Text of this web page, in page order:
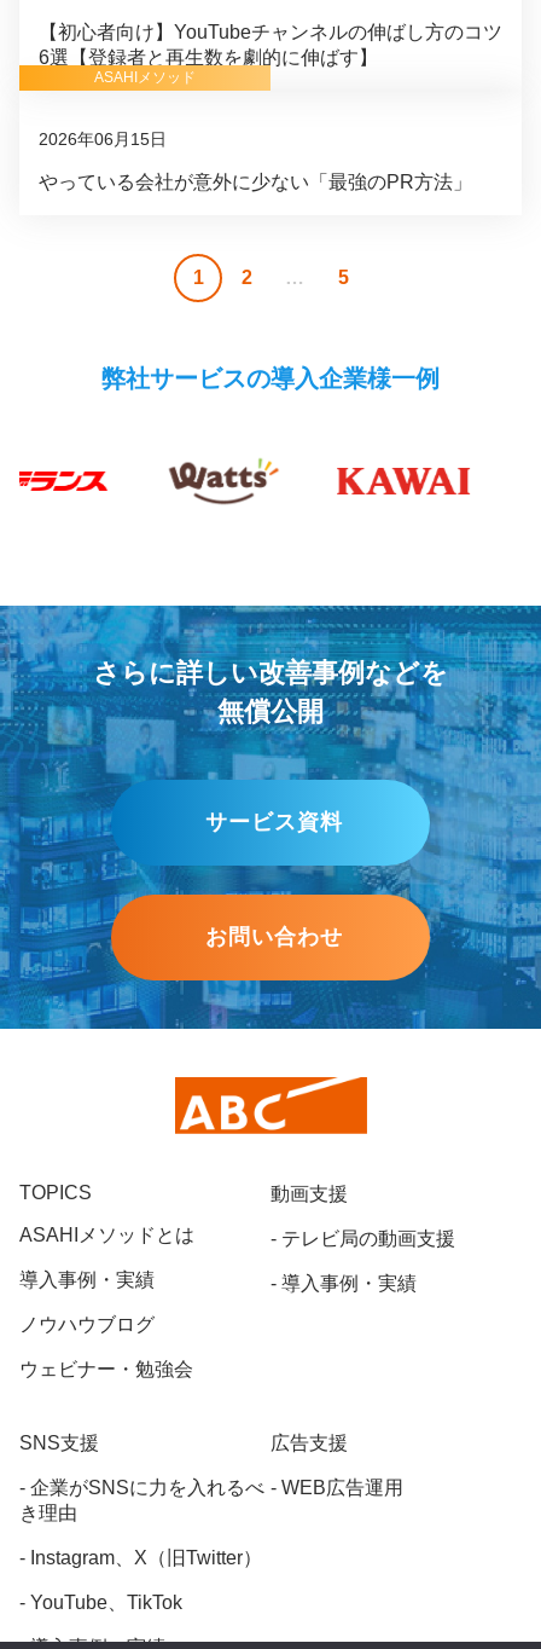
【初心者向け】YouTubeチャンネルの伸ばし方のコツ
6選【登録者と再生数を劇的に伸ばす】
ASAHIメソッド
2026年06月15日
やっている会社が意外に少ない「最強のPR方法」
ジ
1 2 … 5
弊社サービスの導入企業様一例
さらに詳しい改善事例などを
無償公開
サービス資料
お問い合わせ
TOPICS
ASAHIメソッドとは
導入事例・実績
ノウハウブログ
ウェビナー・勉強会
SNS支援
企業がSNSに力を入れるべ
き理由
Instagram、X（旧Twitter）
YouTube、TikTok
動画支援
テレビ局の動画支援
導入事例・実績
広告支援
WEB広告運用